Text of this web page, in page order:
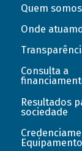
Quem somos
Onde
Consulta a
Resultados
sociedade